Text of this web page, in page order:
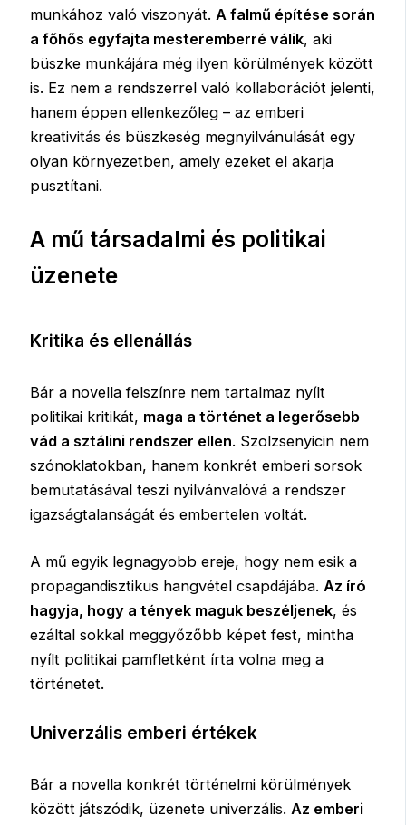
munkához való viszonyát. A falmű építése során
a főhős egyfajta mesteremberré válik, aki
büszke munkájára még ilyen körülmények között
is. Ez nem a rendszerrel való kollaborációt jelenti,
hanem éppen ellenkezőleg – az emberi
kreativitás és büszkeség megnyilvánulását egy
olyan környezetben, amely ezeket el akarja
pusztítani.
A mű társadalmi és politikai
üzenete
Kritika és ellenállás
Bár a novella felszínre nem tartalmaz nyílt
politikai kritikát, maga a történet a legerősebb
vád a sztálini rendszer ellen. Szolzsenyicin nem
szónoklatokban, hanem konkrét emberi sorsok
bemutatásával teszi nyilvánvalóvá a rendszer
igazságtalanságát és embertelen voltát.
A mű egyik legnagyobb ereje, hogy nem esik a
propagandisztikus hangvétel csapdájába. Az író
hagyja, hogy a tények maguk beszéljenek, és
ezáltal sokkal meggyőzőbb képet fest, mintha
nyílt politikai pamfletként írta volna meg a
történetet.
Univerzális emberi értékek
Bár a novella konkrét történelmi körülmények
között játszódik, üzenete univerzális.Az emberi